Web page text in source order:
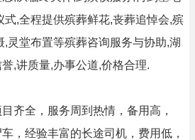
式,全程提供殡葬鲜花,丧葬追悼会,殡
灵堂布置等殡葬咨询服务与协助,湖
,讲质量,办事公道,价格合理.
齐全，服务周到热情，备用高，
，经验丰富的长途司机，费用低，